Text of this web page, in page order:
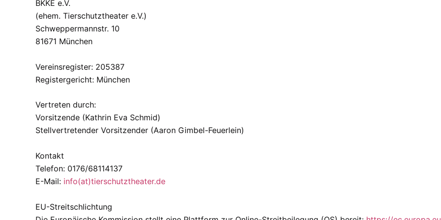
BKKE e.V.
(ehem. Tierschutztheater e.V.)
Schweppermannstr. 10
81671 München
Vereinsregister: 205387
Registergericht: München
Vertreten durch:
Vorsitzende (Kathrin Eva Schmid)
Stellvertretender Vorsitzender (Aaron Gimbel-Feuerlein)
Kontakt
Telefon: 0176/68114137
E-Mail: info(at)tierschutztheater.de
EU-Streitschlichtung